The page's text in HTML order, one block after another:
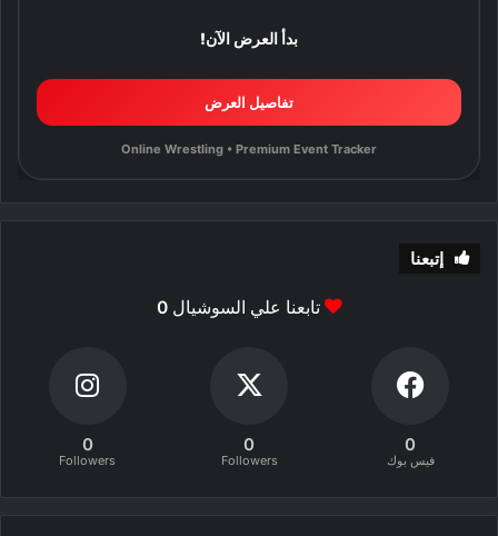
بدأ العرض الآن!
تفاصيل العرض
Online Wrestling • Premium Event Tracker
إتبعنا
تابعنا علي السوشيال0
0
فيس بوك
0
Followers
0
Followers